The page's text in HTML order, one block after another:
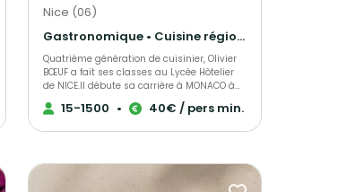
Nice (06)
Gastronomique • Cuisine régionale • Français Traditionnel
Quatrième génération de cuisinier, Olivier
BŒUF a fait ses classes au Lycée Hôtelier
de NICE.Il débute sa carrière à MONACO à
l'Hôtel de Paris, au Mirabeau et au
Métropole Palace.Il parfait sa formation à
Gérant associé d'une brasserie à Nice,
15-1500 • 40€ / pers min.